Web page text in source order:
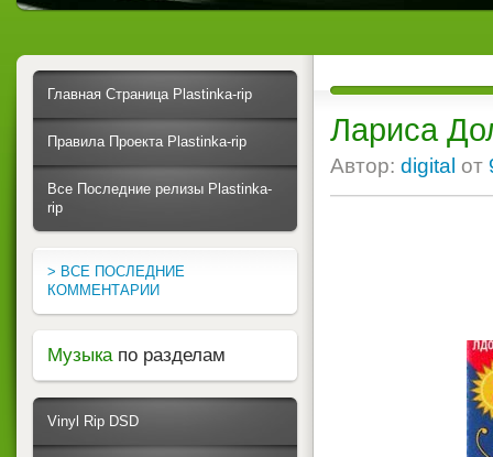
Лариса
Автор: digital от
Главная Страница Plastinka-rip
Правила Проекта Plastinka-rip
Все Последние релизы Plastinka-
rip
> ВСЕ ПОСЛЕДНИЕ
КОММЕНТАРИИ
Музыка по разделам
Vinyl Rip DSD